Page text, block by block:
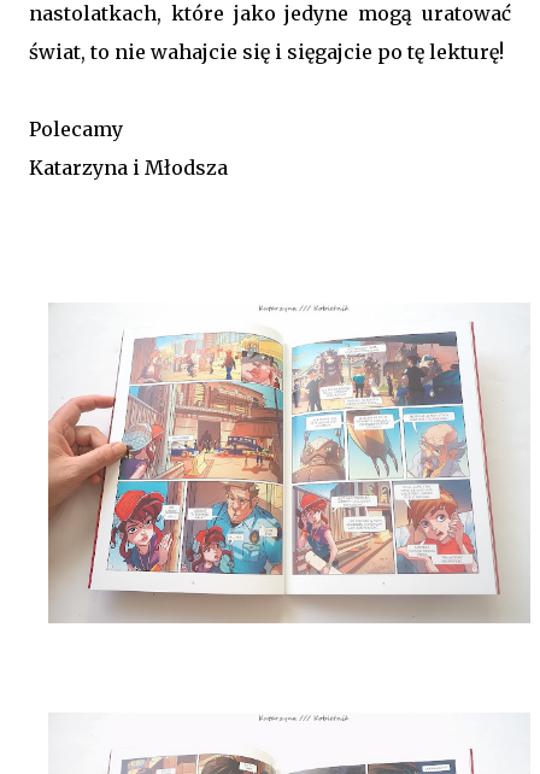
nastolatkach, które jako jedyne mogą uratować
świat, to nie wahajcie się i sięgajcie po tę lekturę!
Polecamy
Katarzyna i Młodsza